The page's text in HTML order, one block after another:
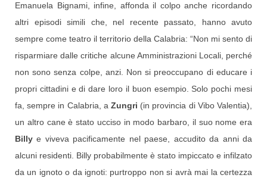
Emanuela Bignami, infine, affonda il colpo anche ricordando
altri episodi simili che, nel recente passato, hanno avuto
sempre come teatro il territorio della Calabria: “Non mi sento di
risparmiare dalle critiche alcune Amministrazioni Locali, perché
non sono senza colpe, anzi. Non si preoccupano di educare i
propri cittadini e di dare loro il buon esempio. Solo pochi mesi
fa, sempre in Calabria, a Zungri (in provincia di Vibo Valentia),
un altro cane è stato ucciso in modo barbaro, il suo nome era
Billy e viveva pacificamente nel paese, accudito da anni da
alcuni residenti. Billy probabilmente è stato impiccato e infilzato
da un ignoto o da ignoti: purtroppo non si avrà mai la certezza